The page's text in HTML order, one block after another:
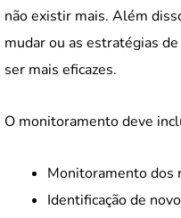
não existir mais. Além
mudar ou as estratégias
ser mais eficazes.
O monitoramento deve
Monitoramento dos
Identificação de